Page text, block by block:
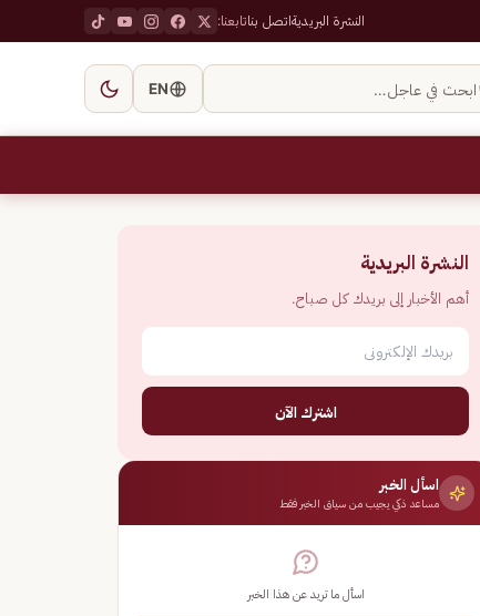
النشرة البريديةاتصل بناتابعنا:
ابحث في عاجل… EN
النشرة البريدية
أهم الأخبار إلى بريدك كل صباح.
اشترك الآن
اسأل الخبر
مساعد ذكي يجيب من سياق الخبر فقط
اسأل ما تريد عن هذا الخبر